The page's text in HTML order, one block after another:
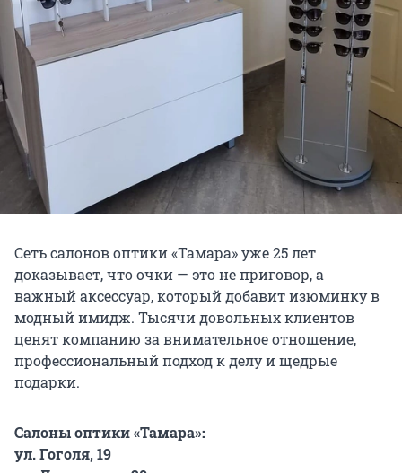
Сеть салонов оптики «Тамара» уже 25 лет
доказывает, что очки — это не приговор, а
важный аксессуар, который добавит изюминку в
модный имидж. Тысячи довольных клиентов
ценят компанию за внимательное отношение,
профессиональный подход к делу и щедрые
подарки.
Салоны оптики «Тамара»:
ул. Гоголя, 19